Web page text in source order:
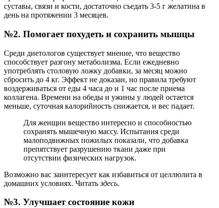
суставы, связи и кости, достаточно съедать 3-5 г желатина в
день на протяжении 3 месяцев.
№2. Помогает похудеть и сохранить мышцы
Среди диетологов существует мнение, что вещество
способствует разгону метаболизма. Если ежедневно
употреблять столовую ложку добавки, за месяц можно
сбросить до 4 кг. Эффект не доказан, но правила требуют
воздерживаться от еды 4 часа до и 1 час после приема
коллагена. Времени на обеды и ужины у людей остается
меньше, суточная калорийность снижается, и вес падает.
Для женщин вещество интересно и способностью
сохранять мышечную массу. Испытания среди
малоподвижных пожилых показали, что добавка
препятствует разрушению ткани даже при
отсутствии физических нагрузок.
Возможно вас заинтересует как избавиться от целлюлита в
домашних условиях. Читатьздесь.
№3. Улучшает состояние кожи